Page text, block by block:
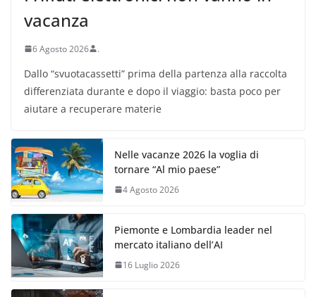
vacanza
6 Agosto 2026 .
Dallo “svuotacassetti” prima della partenza alla raccolta
differenziata durante e dopo il viaggio: basta poco per
aiutare a recuperare materie
Nelle vacanze 2026 la voglia di
tornare “Al mio paese”
4 Agosto 2026
Piemonte e Lombardia leader nel
mercato italiano dell’AI
16 Luglio 2026